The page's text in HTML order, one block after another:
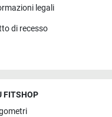
legali
di recesso
FITSHOP